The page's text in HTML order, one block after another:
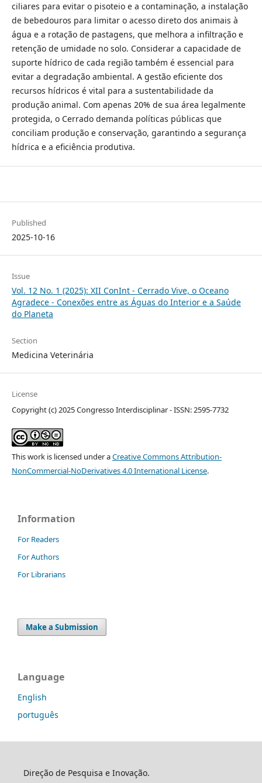
ciliares para evitar o pisoteio e a contaminação, a instalação
de bebedouros para limitar o acesso direto dos animais à
água e a rotação de pastagens, que melhora a infiltração e
retenção de umidade no solo. Considerar a capacidade de
suporte hídrico de cada região também é essencial para
evitar a degradação ambiental. A gestão eficiente dos
recursos hídricos é vital para a sustentabilidade da
produção animal. Com apenas 20% de sua área legalmente
protegida, o Cerrado demanda políticas públicas que
conciliam produção e conservação, garantindo a segurança
hídrica e a eficiência produtiva.
Published
2025-10-16
Issue
Vol. 12 No. 1 (2025): XII ConInt - Cerrado Vive, o Oceano
Agradece - Conexões entre as Águas do Interior e a Saúde
do Planeta
Section
Medicina Veterinária
License
Copyright (c) 2025 Congresso Interdisciplinar - ISSN: 2595-7732
This work is licensed under aCreative Commons Attribution-
NonCommercial-NoDerivatives 4.0 International License.
Information
For Readers
For Authors
For Librarians
Make a Submission
Language
English
português
Direção de Pesquisa e Inovação.